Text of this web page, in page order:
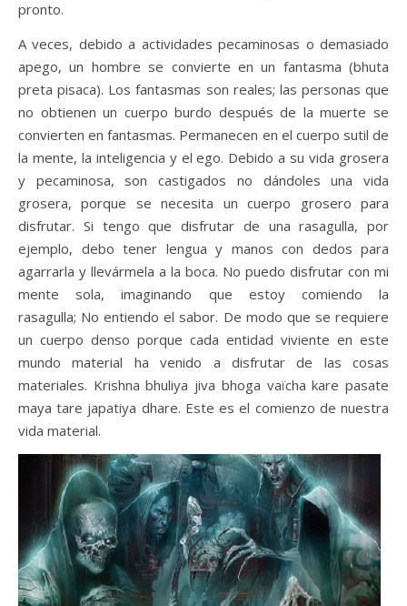
pronto.
A veces, debido a actividades pecaminosas o demasiado
apego, un hombre se convierte en un fantasma (bhuta
preta pisaca). Los fantasmas son reales; las personas que
no obtienen un cuerpo burdo después de la muerte se
convierten en fantasmas. Permanecen en el cuerpo sutil de
la mente, la inteligencia y el ego. Debido a su vida grosera
y pecaminosa, son castigados no dándoles una vida
grosera, porque se necesita un cuerpo grosero para
disfrutar. Si tengo que disfrutar de una rasagulla, por
ejemplo, debo tener lengua y manos con dedos para
agarrarla y llevármela a la boca. No puedo disfrutar con mi
mente sola, imaginando que estoy comiendo la
rasagulla; No entiendo el sabor. De modo que se requiere
un cuerpo denso porque cada entidad viviente en este
mundo material ha venido a disfrutar de las cosas
materiales. Krishna bhuliya jiva bhoga vaïcha kare pasate
maya tare japatiya dhare. Este es el comienzo de nuestra
vida material.